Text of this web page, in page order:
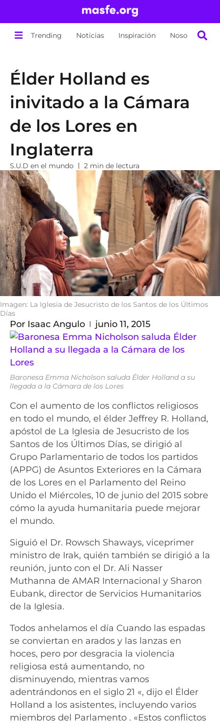
Trending Noticias Inspiración Nosotros
Élder Holland es
inivitado a la Cámara
de los Lores en
Inglaterra
S.U.D en el mundo 2 min de lectura
Imagen: La Iglesia de Jesucristo de los Santos de los Últimos
Días
Por Isaac Angulo junio 11, 2015
Baronesa Emma Nicholson saluda Élder Holland a su
llegada a la Cámara de los Lores
Con el aumento de los conflictos religiosos
en todo el mundo, el élder Jeffrey R. Holland,
apóstol de La Iglesia de Jesucristo de los
Santos de los Últimos Días, se dirigió al
Grupo Parlamentario de todos los partidos
(APPG) de Asuntos Exteriores en la Cámara
de los Lores en el Parlamento del Reino
Unido el Miércoles, 10 de junio del 2015 sobre
cómo la ayuda humanitaria puede mejorar
el mundo.
Siguió el Dr. Rowsch Shaways, viceprimer
ministro de Irak, quién también se dirigió a la
reunión, junto con el Dr. Ali Nasser
Muthanna de AMAR Internacional y Sharon
Eubank, director de Servicios Humanitarios
de la Iglesia.
Todos anhelamos el día Cuando las espadas
se conviertan en arados y las lanzas en
hoces, pero por desgracia la violencia
religiosa está aumentando, no
disminuyendo, mientras vamos
adentrándonos en el siglo 21 «, dijo el Élder
Holland a los asistentes, incluyendo varios
miembros del Parlamento . «Estos conflictos